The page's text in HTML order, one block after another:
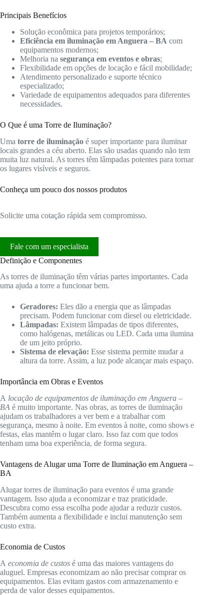
Principais Benefícios
Solução econômica para projetos temporários;
Eficiência em iluminação em Anguera – BA com
equipamentos modernos;
Melhoria na segurança em eventos e obras;
Flexibilidade em opções de locação e fácil mobilidade;
Atendimento personalizado e suporte técnico
especializado;
Variedade de equipamentos adequados para diferentes
necessidades.
O Que é uma Torre de Iluminação?
Uma torre de iluminação é super importante para iluminar
locais grandes a céu aberto. Elas são usadas quando não tem
muita luz natural. As torres têm lâmpadas potentes para tornar
os lugares visíveis e seguros.
Conheça um pouco dos nossos produtos
Solicite uma cotação rápida sem compromisso.
Fale com um especialista
Definição e Componentes
As torres de iluminação têm várias partes importantes. Cada
uma ajuda a torre a funcionar bem.
Geradores: Eles dão a energia que as lâmpadas
precisam. Podem funcionar com diesel ou eletricidade.
Lâmpadas: Existem lâmpadas de tipos diferentes,
como halógenas, metálicas ou LED. Cada uma ilumina
de um jeito próprio.
Sistema de elevação: Esse sistema permite mudar a
altura da torre. Assim, a luz pode alcançar mais espaço.
Importância em Obras e Eventos
A locação de equipamentos de iluminação em Anguera –
BA é muito importante. Nas obras, as torres de iluminação
ajudam os trabalhadores a ver bem e a trabalhar com
segurança, mesmo à noite. Em eventos à noite, como shows e
festas, elas mantêm o lugar claro. Isso faz com que todos
tenham uma boa experiência, de forma segura.
Vantagens de Alugar uma Torre de Iluminação em Anguera –
BA
Alugar torres de iluminação para eventos é uma grande
vantagem. Isso ajuda a economizar e traz praticidade.
Descubra como essa escolha pode ajudar a reduzir custos.
Também aumenta a flexibilidade e inclui manutenção sem
custo extra.
Economia de Custos
A economia de custos é uma das maiores vantagens do
aluguel. Empresas economizam ao não precisar comprar os
equipamentos. Elas evitam gastos com armazenamento e
perda de valor desses equipamentos.